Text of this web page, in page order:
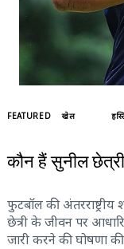
FEATURED खेल
कौन हैं सुनील
फुटबॉल की
छेत्री के जीवन पर
जारी करने की घोषणा